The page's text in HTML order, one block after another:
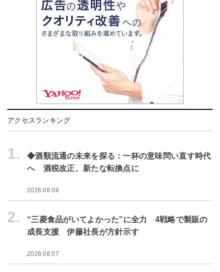
アクセスランキング
1.
◆酒類流通の未来を探る：一杯の意味問い直す時代
へ 酒税改正、新たな転換点に
2026.08.08
2.
“三菱食品がいてよかった”に全力 4戦略で製販の
成長支援 伊藤社長が方針示す
2026.08.07